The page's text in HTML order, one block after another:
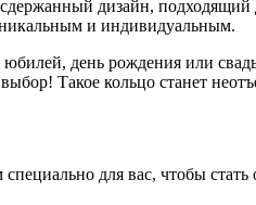
дизайн,
и индивидуальным.
день рождения или
Такое кольцо станет
для вас, чтобы стать